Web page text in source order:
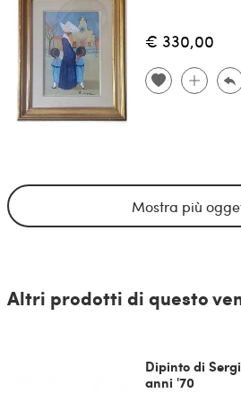
€ 330,00
Mostra più
Altri prodotti di questo
Dipinto di
anni '70